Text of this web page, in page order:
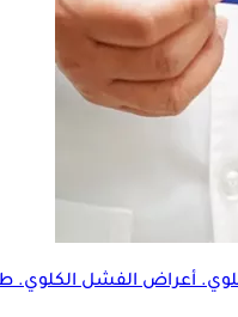
أعراض الفشل